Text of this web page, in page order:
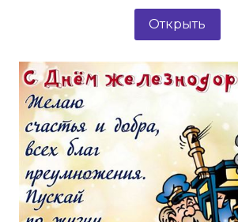
Открыть